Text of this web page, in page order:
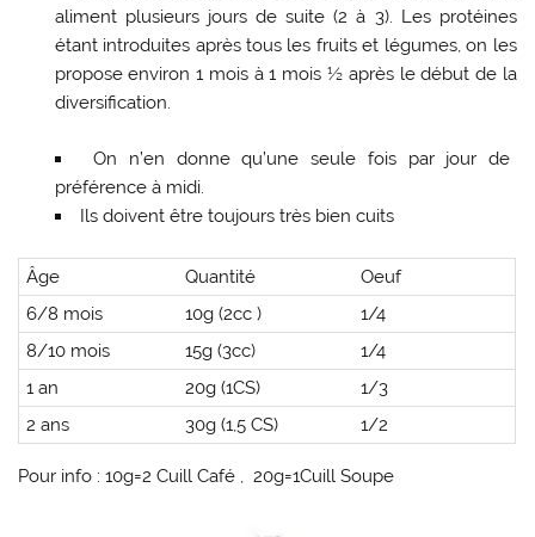
aliment plusieurs jours de suite (2 à 3). Les protéines
étant introduites après tous les fruits et légumes, on les
propose environ 1 mois à 1 mois ½ après le début de la
diversification.
On n’en donne qu’une seule fois par jour de
préférence à midi.
Ils doivent être toujours très bien cuits
Âge Quantité
Oeuf
6/8 mois
10g (2cc )
1/4
8/10 mois
15g (3cc)
1/4
1 an
20g (1CS)
1/3
2 ans
30g (1,5 CS) 1/2
Pour info : 10g=2 Cuill Café , 20g=1Cuill Soupe